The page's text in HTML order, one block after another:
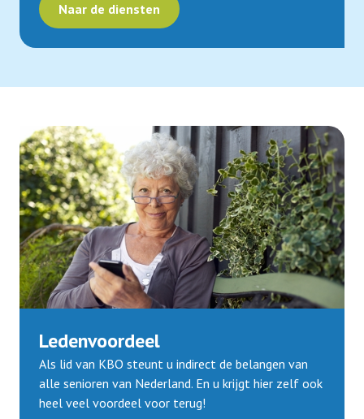
Naar de diensten
Ledenvoordeel
Als lid van KBO steunt u indirect de belangen van
alle senioren van Nederland. En u krijgt hier zelf ook
heel veel voordeel voor terug!